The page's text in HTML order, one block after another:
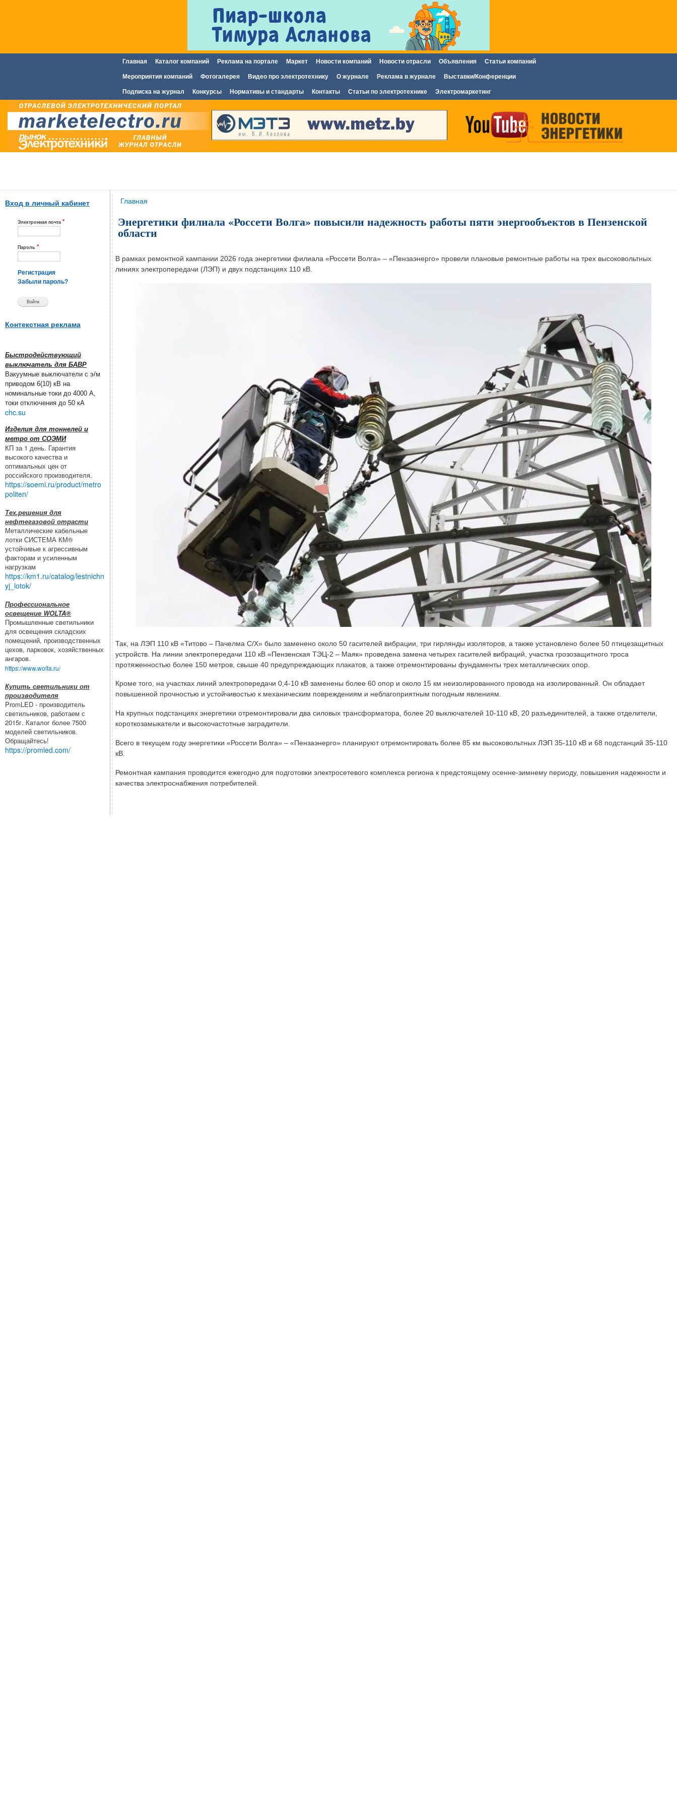
основному
содержанию
Главное меню
Главная Каталог компаний Реклама на портале Маркет Новости компаний Новости отрасли Объявления Статьи компаний
Мероприятия компаний Фотогалерея Видео про электротехнику О журнале Реклама в журнале Выставки/Конференции
Подписка на журнал Конкурсы Нормативы и стандарты Контакты Статьи по электротехнике Электромаркетинг
Вход в личный кабинет
Электронная почта *
Пароль *
Регистрация
Забыли пароль?
Контекстная реклама
Быстродействующий
выключатель для БАВР
Вакуумные выключатели с э/м
приводом 6(10) кВ на
номинальные токи до 4000 А,
токи отключения до 50 кА
chc.su
Изделия для тоннелей и
метро от СОЭМИ
КП за 1 день. Гарантия
высокого качества и
оптимальных цен от
российского производителя.
https://soemi.ru/product/metro
politen/
Тех.решения для
нефтегазовой отрасти
Металлические кабельные
лотки СИСТЕМА КМ®
устойчивые к агрессивным
факторам и усиленным
нагрузкам
https://km1.ru/catalog/lestnichn
yj_lotok/
Профессиональное
освещение WOLTA®
Промышленные светильники
для освещения складских
помещений, производственных
цехов, парковок, хозяйственных
ангаров.
https://www.wolta.ru/
Купить светильники от
производителя
PromLED - производитель
светильников, работаем с
2015г. Каталог более 7500
моделей светильников.
Обращайтесь!
https://promled.com/
Вы здесь
Главная
Энергетики филиала «Россети Волга» повысили надежность работы пяти энергообъектов в Пензенской
области
В рамках ремонтной кампании 2026 года энергетики филиала «Россети Волга» – «Пензаэнерго» провели плановые ремонтные работы на трех высоковольтных
линиях электропередачи (ЛЭП) и двух подстанциях 110 кВ.
Так, на ЛЭП 110 кВ «Титово – Пачелма С/Х» было заменено около 50 гасителей вибрации, три гирлянды изоляторов, а также установлено более 50 птицезащитных
устройств. На линии электропередачи 110 кВ «Пензенская ТЭЦ-2 – Маяк» проведена замена четырех гасителей вибраций, участка грозозащитного троса
протяженностью более 150 метров, свыше 40 предупреждающих плакатов, а также отремонтированы фундаменты трех металлических опор.
Кроме того, на участках линий электропередачи 0,4-10 кВ заменены более 60 опор и около 15 км неизолированного провода на изолированный. Он обладает
повышенной прочностью и устойчивостью к механическим повреждениям и неблагоприятным погодным явлениям.
На крупных подстанциях энергетики отремонтировали два силовых трансформатора, более 20 выключателей 10-110 кВ, 20 разъединителей, а также отделители,
короткозамыкатели и высокочастотные заградители.
Всего в текущем году энергетики «Россети Волга» – «Пензаэнерго» планируют отремонтировать более 85 км высоковольтных ЛЭП 35-110 кВ и 68 подстанций 35-110
кВ.
Ремонтная кампания проводится ежегодно для подготовки электросетевого комплекса региона к предстоящему осенне-зимнему периоду, повышения надежности и
качества электроснабжения потребителей.